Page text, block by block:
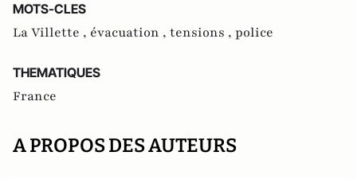
MOTS-CLES
La Villette , évacuation , tensions , police
THEMATIQUES
France
A PROPOS DES AUTEURS